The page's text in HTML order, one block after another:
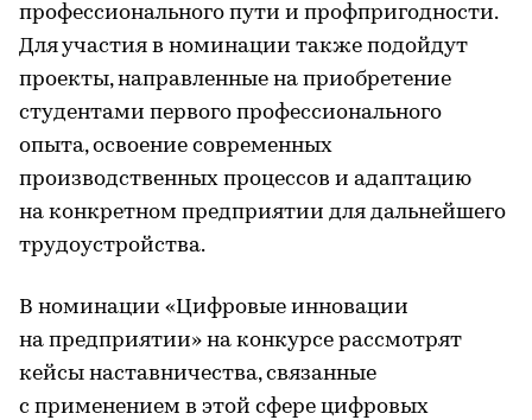
профессионального пути и профпригодности.
Для участия в номинации также подойдут
проекты, направленные на приобретение
студентами первого профессионального
опыта, освоение современных
производственных процессов и адаптацию
на конкретном предприятии для дальнейшего
трудоустройства.
В номинации «Цифровые инновации
на предприятии» на конкурсе рассмотрят
кейсы наставничества, связанные
с применением в этой сфере цифровых